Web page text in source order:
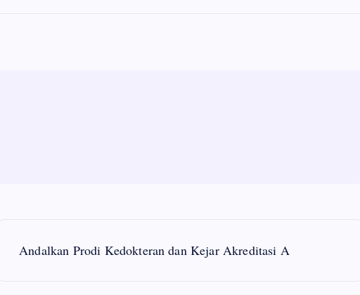
Andalkan Prodi Kedokteran dan Kejar Akreditasi A